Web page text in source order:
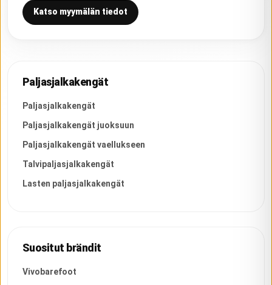
Katso myymälän tiedot
Paljasjalkakengät
Paljasjalkakengät
Paljasjalkakengät juoksuun
Paljasjalkakengät vaellukseen
Talvipaljasjalkakengät
Lasten paljasjalkakengät
Suositut brändit
Vivobarefoot